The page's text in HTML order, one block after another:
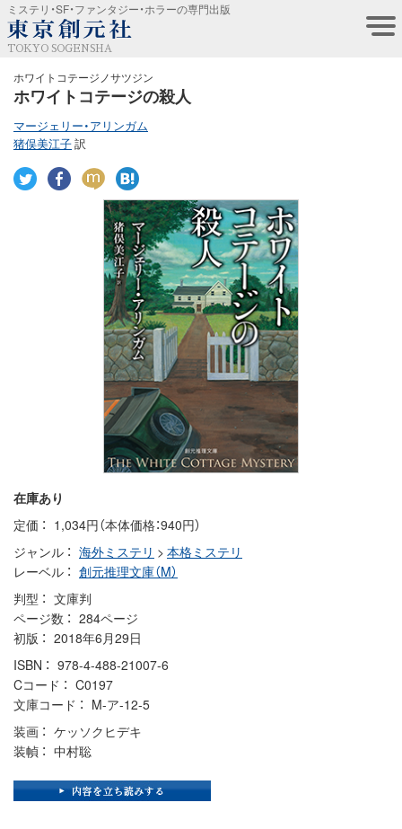
ミステリ・SF・ファンタジー・ホラーの専門出版
TOKYO SOGENSHA
ホワイトコテージノサツジン
ホワイトコテージの殺人
マージェリー・アリンガム
猪俣美江子訳
在庫あり
定価
1,034円（本体価格：940円）
ジャンル
海外ミステリ > 本格ミステリ
レーベル
創元推理文庫（M）
判型
文庫判
ページ数
284ページ
初版
2018年6月29日
ISBN
978-4-488-21007-6
Cコード
C0197
文庫コード
M-ア-12-5
装画
ケッソクヒデキ
装幀
中村聡